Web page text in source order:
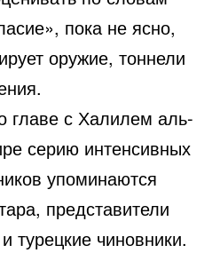
пока не ясно,
оружие, тоннели
с Халилем аль-
серию интенсивных
упоминаются
представители
турецкие чиновники.